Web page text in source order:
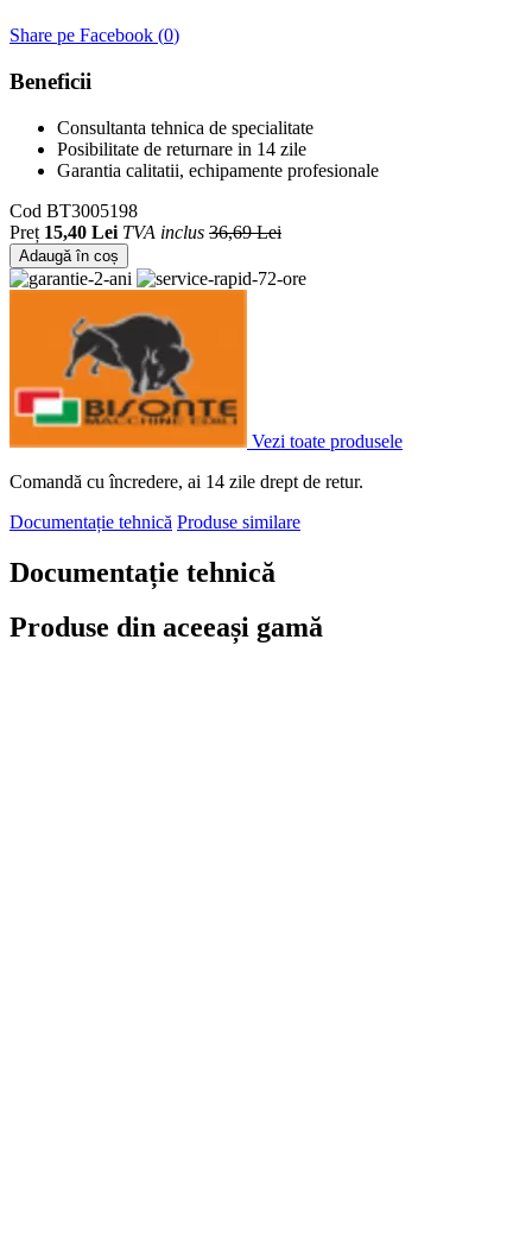
Share pe Facebook (0)
Beneficii
Consultanta tehnica de specialitate
Posibilitate de returnare in 14 zile
Garantia calitatii, echipamente profesionale
Cod BT3005198
Preț 15,40 Lei TVA inclus 36,69 Lei
Adaugă în coș
Vezi toate produsele
Comandă cu încredere, ai 14 zile drept de retur.
Documentație tehnică Produse similare
Documentație tehnică
Produse din aceeași gamă